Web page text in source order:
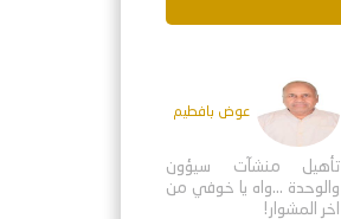
عوض بافطيم
تأهيل منشآت سيؤون
والوحدة ...واه يا خوفي من
اخر المشوار!